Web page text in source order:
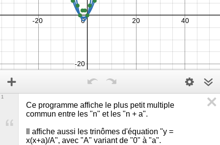
Ce programme affiche le plus petit multiple
commun entre les "n" et les "n + a".
Il affiche aussi les trinômes d'équation "y =
x(x+a)/A", avec "A" variant de "0" à "a".
1